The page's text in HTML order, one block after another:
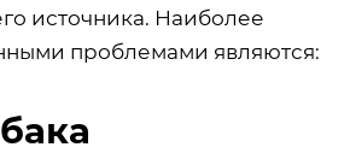
источника. Наиболее
проблемами являются: